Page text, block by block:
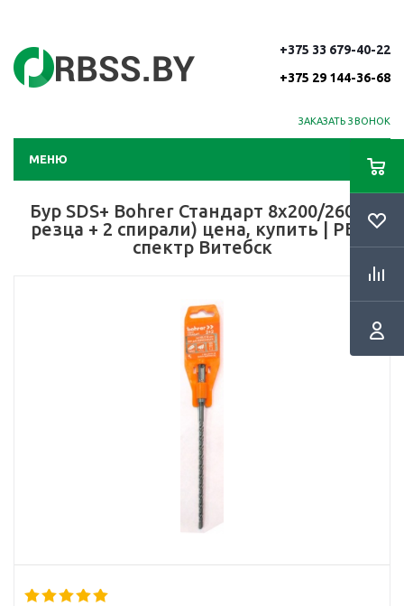
+375 33 679-40-22
+375 29 144-36-68
ЗАКАЗАТЬ ЗВОНОК
МЕНЮ
Бур SDS+ Bohrer Стандарт 8х200/260 (2
резца + 2 спирали) цена, купить | РБС-
спектр Витебск